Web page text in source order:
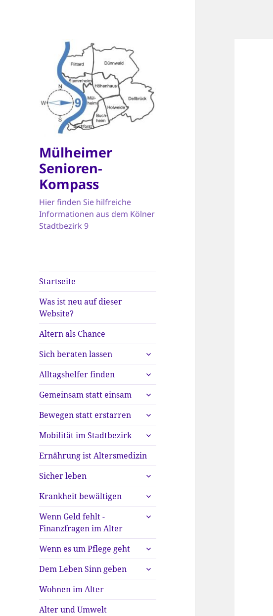
Mülheimer
Senioren-
Kompass
Hier finden Sie hilfreiche
Informationen aus dem Kölner
Stadtbezirk 9
Startseite
Was ist neu auf dieser
Website?
Altern als Chance
Sich beraten lassen
untermenü
anzeigen
Alltagshelfer finden
untermenü
anzeigen
Gemeinsam statt einsam
untermenü
anzeigen
Bewegen statt erstarren
untermenü
anzeigen
Mobilität im Stadtbezirk
untermenü
anzeigen
Ernährung ist Altersmedizin
Sicher leben
untermenü
anzeigen
Krankheit bewältigen
untermenü
anzeigen
Wenn Geld fehlt -
Finanzfragen im Alter
untermenü
Wenn es um Pflege geht
untermenü
anzeigen
Dem Leben Sinn geben
untermenü
anzeigen
Wohnen im Alter
Alter und Umwelt